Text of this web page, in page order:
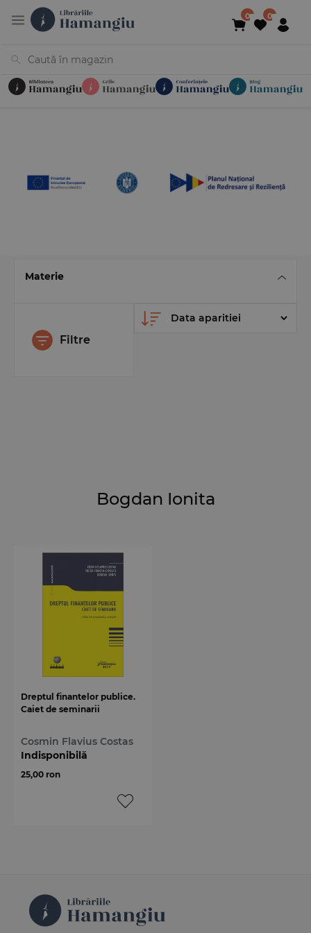
Materie
Filtre
Bogdan Ionita
Dreptul finantelor publice.
Caiet de seminarii
Cosmin Flavius Costas
Indisponibilă
25,00 ron